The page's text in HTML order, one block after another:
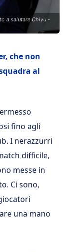
a salutare Chivu -
che non
al
fino agli
I nerazzurri
difficile,
messe in
Ci sono,
una mano